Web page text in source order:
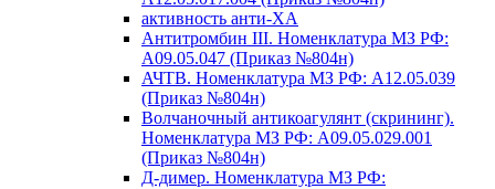
активность анти-ХА
Антитромбин III. Номенклатура МЗ РФ:
A09.05.047 (Приказ №804н)
АЧТВ. Номенклатура МЗ РФ: A12.05.039
(Приказ №804н)
Волчаночный антикоагулянт (скрининг).
Номенклатура МЗ РФ: A09.05.029.001
(Приказ №804н)
Д-димер. Номенклатура МЗ РФ: